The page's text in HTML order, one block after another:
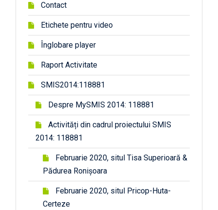
Contact
Etichete pentru video
Înglobare player
Raport Activitate
SMIS2014:118881
Despre MySMIS 2014: 118881
Activități din cadrul proiectului SMIS
2014: 118881
Februarie 2020, situl Tisa Superioară &
Pădurea Ronișoara
Februarie 2020, situl Pricop-Huta-
Certeze